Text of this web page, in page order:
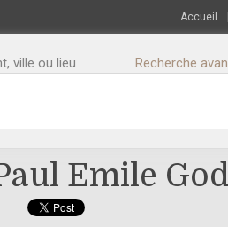
Accueil
ville ou lieu Recherche
Emile